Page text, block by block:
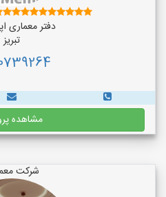
دفتر معماری
تبریز
مشاهده
شرکت